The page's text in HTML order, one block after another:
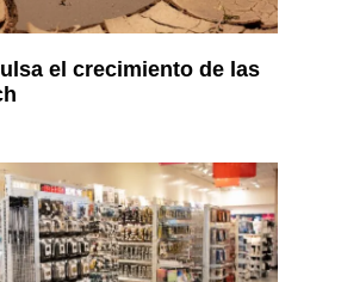
el crecimiento de las